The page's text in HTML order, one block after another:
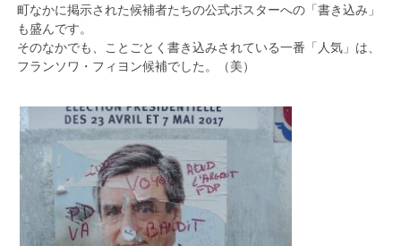
町なかに掲示された候補者たちの公式ポスターへの「書き込み」
も盛んです。
そのなかでも、ことごとく書き込みされている一番「人気」は、
フランソワ・フィヨン候補でした。（美）